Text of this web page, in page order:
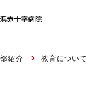
紹介 教育について